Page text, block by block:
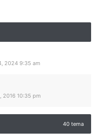
2024 9:35 am
2016 10:35 pm
40 tema